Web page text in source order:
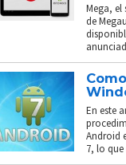
Mega, el
de
En este
Android
7, lo que